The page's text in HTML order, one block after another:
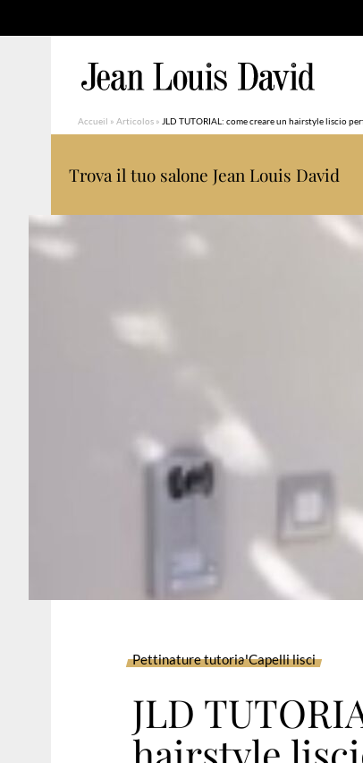
Accueil » Articolos » JLD TUTORIAL: come creare un hairstyle liscio
Trova il tuo salone Jean Louis David
Pettinature tutorialCapelli lisci
JLD